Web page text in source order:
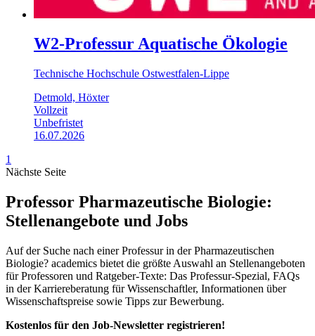
W2-Professur Aquatische Ökologie
Technische Hochschule Ostwestfalen-Lippe
Detmold, Höxter
Vollzeit
Unbefristet
16.07.2026
1
Nächste Seite
Professor Pharmazeutische Biologie:
Stellenangebote und Jobs
Auf der Suche nach einer Professur in der Pharmazeutischen
Biologie? academics bietet die größte Auswahl an Stellenangeboten
für Professoren und Ratgeber-Texte: Das Professur-Spezial, FAQs
in der Karriereberatung für Wissenschaftler, Informationen über
Wissenschaftspreise sowie Tipps zur Bewerbung.
Kostenlos für den Job-Newsletter registrieren!